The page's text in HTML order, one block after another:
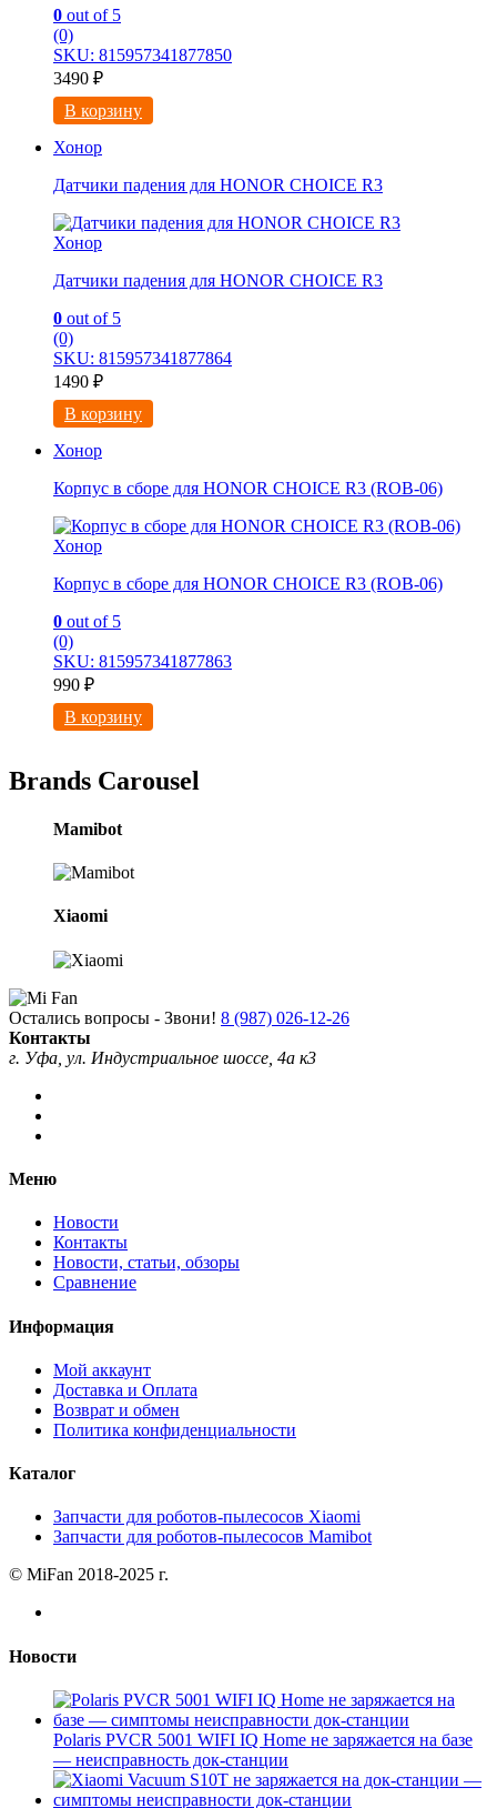
0 out of 5
(0)
SKU: 815957341877850
3490 ₽
В корзину
Хонор
Датчики падения для HONOR CHOICE R3
Хонор
Датчики падения для HONOR CHOICE R3
0 out of 5
(0)
SKU: 815957341877864
1490 ₽
В корзину
Хонор
Корпус в сборе для HONOR CHOICE R3 (ROB-06)
Хонор
Корпус в сборе для HONOR CHOICE R3 (ROB-06)
0 out of 5
(0)
SKU: 815957341877863
990 ₽
В корзину
Brands Carousel
Mamibot
Xiaomi
Остались вопросы - Звони! 8 (987) 026-12-26
Контакты
г. Уфа, ул. Индустриальное шоссе, 4а к3
Меню
Новости
Контакты
Новости, статьи, обзоры
Сравнение
Информация
Мой аккаунт
Доставка и Оплата
Возврат и обмен
Политика конфиденциальности
Каталог
Запчасти для роботов-пылесосов Xiaomi
Запчасти для роботов-пылесосов Mamibot
© MiFan 2018-2025 г.
Новости
Polaris PVCR 5001 WIFI IQ Home не заряжается на базе
— неисправность док-станции